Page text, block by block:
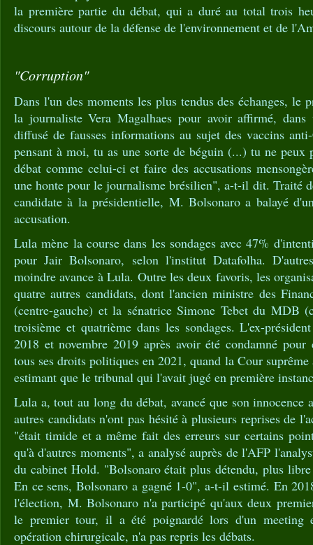
la première partie du débat, qui a duré au total trois
discours autour de la défense de l'environnement et de
"Corruption"
Dans l'un des moments les plus tendus des échanges, le
la journaliste Vera Magalhaes pour avoir affirmé,
diffusé de fausses informations au sujet des vaccins
pensant à moi, tu as une sorte de béguin (...) tu ne peux
débat comme celui-ci et faire des accusations
une honte pour le journalisme brésilien", a-t-il dit. Traité
candidate à la présidentielle, M. Bolsonaro a balayé
accusation.
Lula mène la course dans les sondages avec 47%
pour Jair Bolsonaro, selon l'institut Datafolha.
moindre avance à Lula. Outre les deux favoris, les
quatre autres candidats, dont l'ancien ministre des
(centre-gauche) et la sénatrice Simone Tebet du MDB
troisième et quatrième dans les sondages. L'ex-
2018 et novembre 2019 après avoir été condamné
tous ses droits politiques en 2021, quand la Cour suprême
estimant que le tribunal qui l'avait jugé en première
Lula a, tout au long du débat, avancé que son innocence
autres candidats n'ont pas hésité à plusieurs reprises de
"était timide et a même fait des erreurs sur certains
qu'à d'autres moments", a analysé auprès de l'AFP
du cabinet Hold. "Bolsonaro était plus détendu, plus
En ce sens, Bolsonaro a gagné 1-0", a-t-il estimé. En
l'élection, M. Bolsonaro n'a participé qu'aux deux
le premier tour, il a été poignardé lors d'un meeting
opération chirurgicale, n'a pas repris les débats.